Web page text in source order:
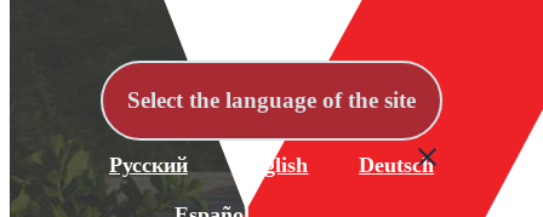
Select the language of the site
Русский English Deutsch